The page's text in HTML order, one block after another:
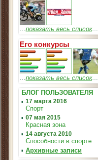
...показать весь список...
Его конкурсы
...показать весь список...
БЛОГ ПОЛЬЗОВАТЕЛЯ
▪ 17 марта 2016
Спорт
▪ 07 мая 2015
Красная зона
▪ 14 августа 2010
Способности в спорте
▪ Архивные записи